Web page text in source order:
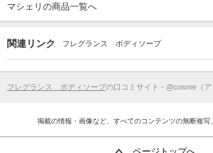
マシェリの商品一覧へ
関連リンク フレグランス ボディソープ
フレグランス ボディソープの口コミサイト - @cosme（ア
掲載の情報・画像など、すべてのコンテンツの無断複写